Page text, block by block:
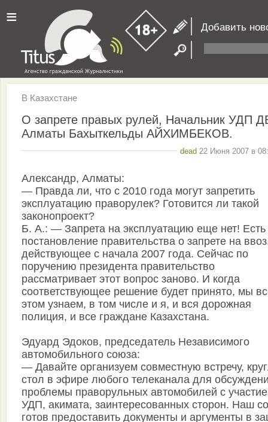
≡ Добавить
В Казахстане
О запрете правых рулей, Начальник УДП
Алматы Бахыткельды АЙХИМБЕКОВ.
dead 22 Июня 2007 в
Александр, Алматы:
— Правда ли, что с 2010 года могут запретить
эксплуатацию праворулек? Готовится ли такой
законопроект?
Б. А.: — Запрета на эксплуатацию еще нет! Есть
постановление правительства о запрете на
действующее с начала 2007 года. Сейчас по
поручению президента правительство
рассматривает этот вопрос заново. И когда
соответствующее решение будет принято, мы
этом узнаем, в том числе и я, и вся дорожная
полиция, и все граждане Казахстана.
Эдуард Эдоков, председатель Независимого
автомобильного союза:
— Давайте организуем совместную встречу,
стол в эфире любого телеканала для
проблемы праворульных автомобилей с
УДП, акимата, заинтересованных сторон. Наш
готов предоставить документы и аргументы в